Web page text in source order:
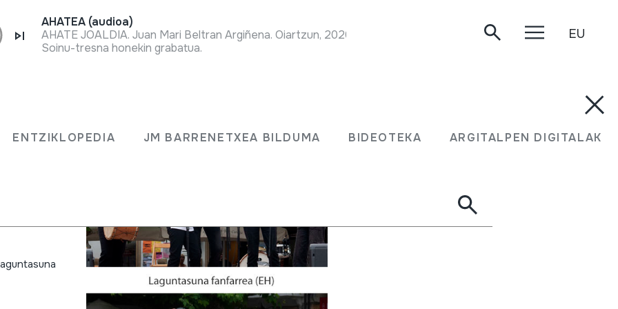
ENTZIKLOPEDIA JM BARRENETXEA BILDUMA BIDEOTEKA ARGITALPEN DIGITALAK
AHATEA (audioa)
AHATE JOALDIA. Juan Mari Beltran Argiñena. Oiartzun, 2020/05/13.
Soinu-tresna honekin grabatua.
EU